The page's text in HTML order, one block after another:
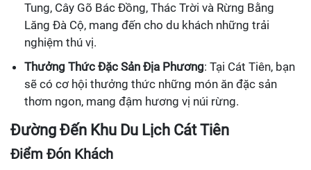
Tung, Cây Gõ Bác Đồng, Thác Trời và Rừng Bằng
Lăng Đà Cộ, mang đến cho du khách những trải
nghiệm thú vị.
Thưởng Thức Đặc Sản Địa Phương: Tại Cát Tiên, bạn
sẽ có cơ hội thưởng thức những món ăn đặc sản
thơm ngon, mang đậm hương vị núi rừng.
Đường Đến Khu Du Lịch Cát Tiên
Điểm Đón Khách